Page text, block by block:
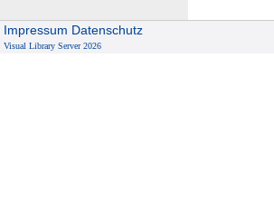
Impressum Datenschutz
Visual Library Server 2026